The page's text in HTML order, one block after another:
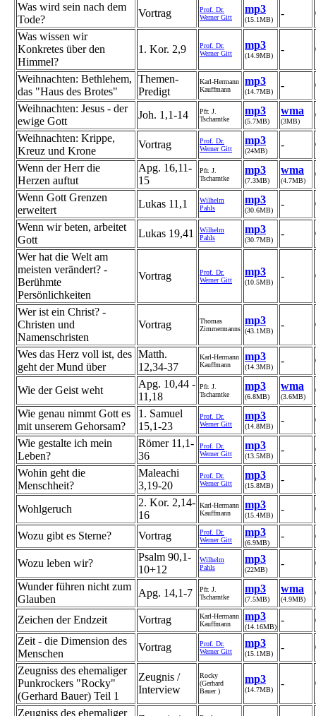
Was wird sein nach dem
Tode?
Vortrag
Prof. Dr.
Werner Gitt
mp3
(15.1MB)
-
Was wissen wir
Konkretes über den
Himmel?
1. Kor. 2,9
Prof. Dr.
Werner Gitt
mp3
(14.9MB)
-
Weihnachten: Bethlehem,
das "Haus des Brotes"
Themen-
Predigt
Karl-Hermann
Kauffmann
mp3
(14.7MB)
-
Weihnachten: Jesus - der
ewige Gott
Joh. 1,1-14
Pfr. J.
Tscharntke
mp3
(5.7MB)
wma
(3MB)
Weihnachten: Krippe,
Kreuz und Krone
Vortrag
Prof. Dr.
Werner Gitt
mp3
(24MB)
-
Wenn der Herr die
Herzen auftut
Apg. 16,11-
15
Pfr. J.
Tscharntke
mp3
(7.3MB)
wma
(4.7MB)
Wenn Gott Grenzen
erweitert
Lukas 11,1
Wilhelm
Pahls
mp3
(30.6MB)
-
Wenn wir beten, arbeitet
Gott
Lukas 19,41
Wilhelm
Pahls
mp3
(30.7MB)
-
Wer hat die Welt am
meisten verändert? -
Berühmte
Persönlichkeiten
Vortrag
Prof. Dr.
Werner Gitt
mp3
(10.5MB)
-
Wer ist ein Christ? -
Christen und
Namenschristen
Vortrag
Thomas
Zimmermanns
mp3
(43.1MB)
-
Wes das Herz voll ist, des
geht der Mund über
Matth.
12,34-37
Karl-Hermann
Kauffmann
mp3
(14.3MB)
-
Wie der Geist weht
Apg. 10,44 -
11,18
Pfr. J.
Tscharntke
mp3
(6.8MB)
wma
(3.6MB)
Wie genau nimmt Gott es
mit unserem Gehorsam?
1. Samuel
15,1-23
Prof. Dr.
Werner Gitt
mp3
(14.8MB)
-
Wie gestalte ich mein
Leben?
Römer 11,1-
36
Prof. Dr.
Werner Gitt
mp3
(13.5MB)
-
Wohin geht die
Menschheit?
Maleachi
3,19-20
Prof. Dr.
Werner Gitt
mp3
(15.8MB)
-
Wohlgeruch
2. Kor. 2,14-
16
Karl-Hermann
Kauffmann
mp3
(15.4MB)
-
Wozu gibt es Sterne? Vortrag
Prof. Dr.
Werner Gitt
mp3
(6.9MB)
-
Wozu leben wir?
Psalm 90,1-
10+12
Wilhelm
Pahls
mp3
(22MB)
-
Wunder führen nicht zum
Glauben
Apg. 14,1-7
Pfr. J.
Tscharntke
mp3
(7.5MB)
wma
(4.9MB)
Zeichen der Endzeit Vortrag
Karl-Hermann
Kauffmann
mp3
(14.16MB)
-
Zeit - die Dimension des
Menschen
Vortrag
Prof. Dr.
Werner Gitt
mp3
(15.1MB)
-
Zeugniss des ehemaliger
Punkrockers "Rocky"
(Gerhard Bauer) Teil 1
Zeugnis /
Interview
Rocky
(Gerhard
Bauer )
mp3
(14.7MB)
-
Zeugniss des ehemaliger